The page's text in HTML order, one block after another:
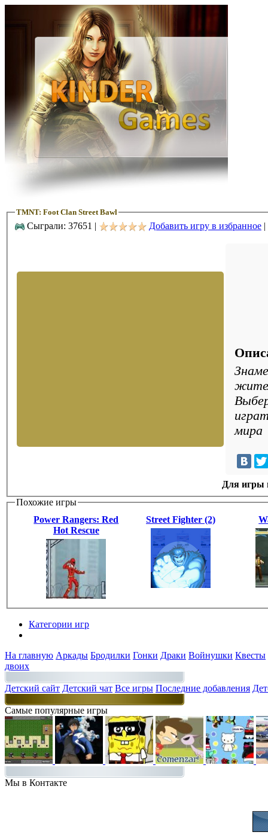
TMNT: Foot Clan Street Bawl
Сыграли: 37651 | Добавить игру в избранное |
мира
Для игры
Похожие игры
Power Rangers: Red
Hot Rescue
Street Fighter (2)
Категории игр
На главную Аркады Бродилки Гонки Драки Войнушки Квесты
двоих
Детский сайт Детский чат Все игры Последние добавления
Самые популярные игры
Мы в Контакте